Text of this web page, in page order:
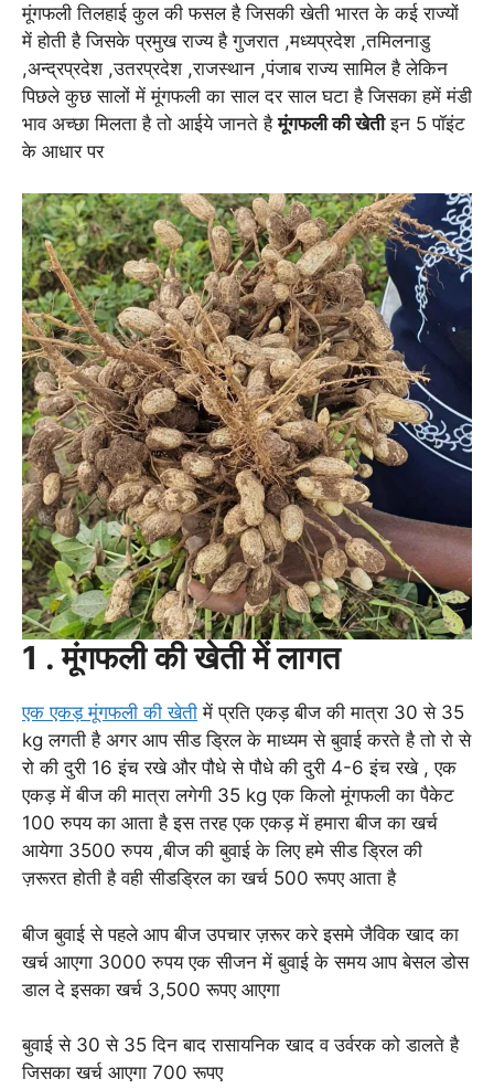
मूंगफली तिलहाई कुल की फसल है जिसकी खेती भारत के कई राज्यों
में होती है जिसके प्रमुख राज्य है गुजरात ,मध्यप्रदेश ,तमिलनाडु
,अन्द्रप्रदेश ,उतरप्रदेश ,राजस्थान ,पंजाब राज्य सामिल है लेकिन
पिछले कुछ सालों में मूंगफली का साल दर साल घटा है जिसका हमें मंडी
भाव अच्छा मिलता है तो आईये जानते हैमूंगफली की खेतीइन 5 पॉइंट
के आधार पर
1 . मूंगफली की खेती में लागत
एक एकड़ मूंगफली की खेती में प्रति एकड़ बीज की मात्रा 30 से 35
kg लगती है अगर आप सीड ड्रिल के माध्यम से बुवाई करते है तो रो से
रो की दुरी 16 इंच रखे और पौधे से पौधे की दुरी 4-6 इंच रखे , एक
एकड़ में बीज की मात्रा लगेगी 35 kg एक किलो मूंगफली का पैकेट
100 रुपय का आता है इस तरह एक एकड़ में हमारा बीज का खर्च
आयेगा 3500 रुपय ,बीज की बुवाई के लिए हमे सीड ड्रिल की
ज़रूरत होती है वही सीडड्रिल का खर्च 500 रूपए आता है
बीज बुवाई से पहले आप बीज उपचार ज़रूर करे इसमे जैविक खाद का
खर्च आएगा 3000 रुपय एक सीजन में बुवाई के समय आप बेसल डोस
डाल दे इसका खर्च 3,500 रूपए आएगा
बुवाई से 30 से 35 दिन बाद रासायनिक खाद व उर्वरक को डालते है
जिसका खर्च आएगा 700 रूपए